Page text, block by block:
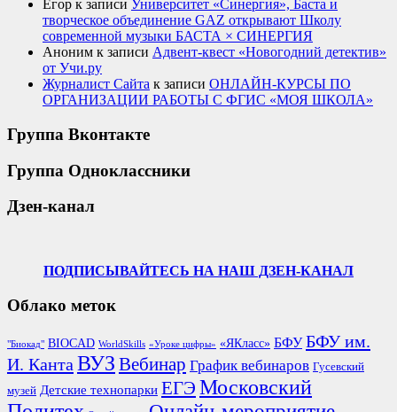
Егор к записи Университет «Синергия», Баста и
творческое объединение GAZ открывают Школу
современной музыки БАСТА × СИНЕРГИЯ
Аноним к записи Адвент-квест «Новогодний детектив»
от Учи.ру
Журналист Сайта к записи ОНЛАЙН-КУРСЫ ПО
ОРГАНИЗАЦИИ РАБОТЫ С ФГИС «МОЯ ШКОЛА»
Группа Вконтакте
Группа Одноклассники
Дзен-канал
ПОДПИСЫВАЙТЕСЬ НА НАШ ДЗЕН-КАНАЛ
Облако меток
"Биокад" BIOCAD WorldSkills «Уроке цифры» «ЯКласс» БФУ БФУ им.
И. КантаВУЗ Вебинар График вебинаров Гусевский
музей Детские технопарки ЕГЭ Московский